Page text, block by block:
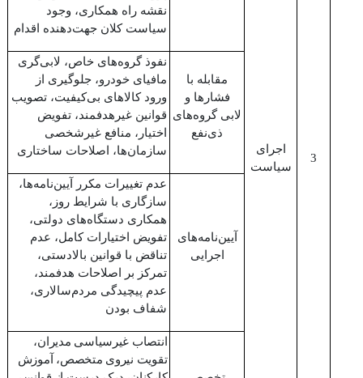
3
اجرای
سیاست
نقشه راه همکاری، وجود
سیاست کلان جهت‌دهنده اقدام
مقابله با
فشارها و
لابی گروه‌های
ذی‌نفع
نفوذ گروه‌های خاص، لابی‌گری
مافیای خودرو، جلوگیری از
ورود کالاهای بی‌کیفیت، تصویب
قوانین غیرهدفمند، تفویض
اختیار، منافع غیرشخصی
سازمان‌ها، اصلاحات ساختاری
آیین‌نامه‌‌های
اجرایی
عدم تغییرات مکرر آیین‌نامه‌‌ها،
سازگاری با شرایط روز،
همکاری دستگاه‌های دولتی،
تفویض اختیارات کامل، عدم
تناقض با قوانین بالادستی،
تمرکز بر اصلاحات هدفمند،
عدم پیچیدگی مردم‌سالاری‌،
شفاف بودن
انتصاب غیرسیاسی مدیران،
تقویت نیروی متخصص، آموزش